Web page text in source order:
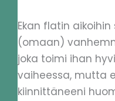
Ekan flatin
(omaan)
joka toimi ihan
vaiheessa, mutta
kiinnittäneeni